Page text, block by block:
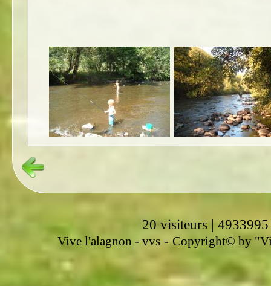
20 visiteurs | 4933995
Vive l'alagnon - vvs -Copyright© by